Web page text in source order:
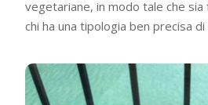
vegetariane, in modo tale che sia
chi ha una tipologia ben precisa